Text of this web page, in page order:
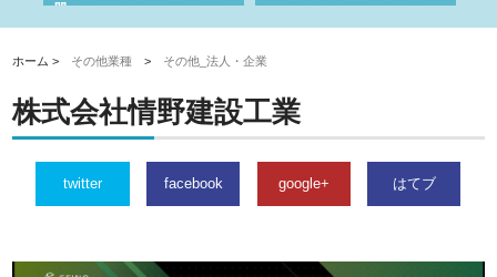
間
ホーム > その他業種 > その他_法人・企業
株式会社情野建設工業
twitter facebook google+ はてブ